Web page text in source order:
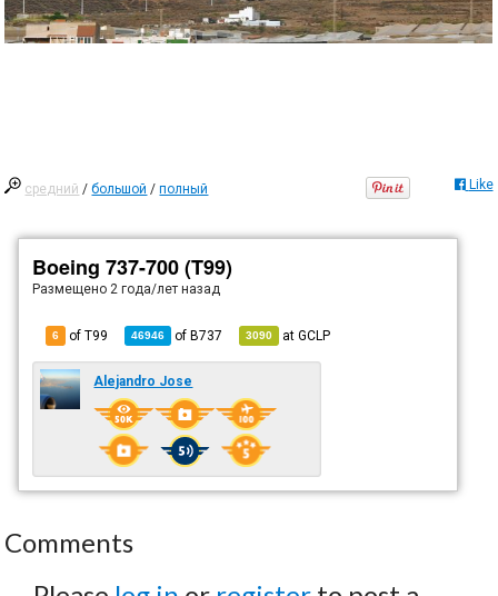
средний /большой /полный Like
Boeing 737-700 (T99)
Размещено 2 года/лет назад
6 of T99 46946 ofB737 3090 atGCLP
Alejandro Jose
Comments